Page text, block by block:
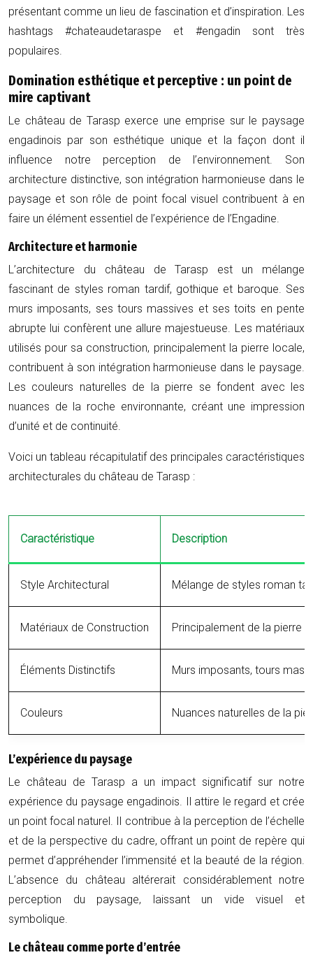
présentant comme un lieu de fascination et d’inspiration. Les
hashtags #chateaudetaraspe et #engadin sont très
populaires.
Domination esthétique et perceptive : un point de
mire captivant
Le château de Tarasp exerce une emprise sur le paysage
engadinois par son esthétique unique et la façon dont il
influence notre perception de l’environnement. Son
architecture distinctive, son intégration harmonieuse dans le
paysage et son rôle de point focal visuel contribuent à en
faire un élément essentiel de l’expérience de l’Engadine.
Architecture et harmonie
L’architecture du château de Tarasp est un mélange
fascinant de styles roman tardif, gothique et baroque. Ses
murs imposants, ses tours massives et ses toits en pente
abrupte lui confèrent une allure majestueuse. Les matériaux
utilisés pour sa construction, principalement la pierre locale,
contribuent à son intégration harmonieuse dans le paysage.
Les couleurs naturelles de la pierre se fondent avec les
nuances de la roche environnante, créant une impression
d’unité et de continuité.
Voici un tableau récapitulatif des principales caractéristiques
architecturales du château de Tarasp :
Caractéristique Description
Style Architectural Mélange de styles roman
Matériaux de Construction Principalement de la pierre
Éléments Distinctifs Murs imposants, tours
Couleurs Nuances naturelles de la
L’expérience du paysage
Le château de Tarasp a un impact significatif sur notre
expérience du paysage engadinois. Il attire le regard et crée
un point focal naturel. Il contribue à la perception de l’échelle
et de la perspective du cadre, offrant un point de repère qui
permet d’appréhender l’immensité et la beauté de la région.
L’absence du château altérerait considérablement notre
perception du paysage, laissant un vide visuel et
symbolique.
Le château comme porte d’entrée